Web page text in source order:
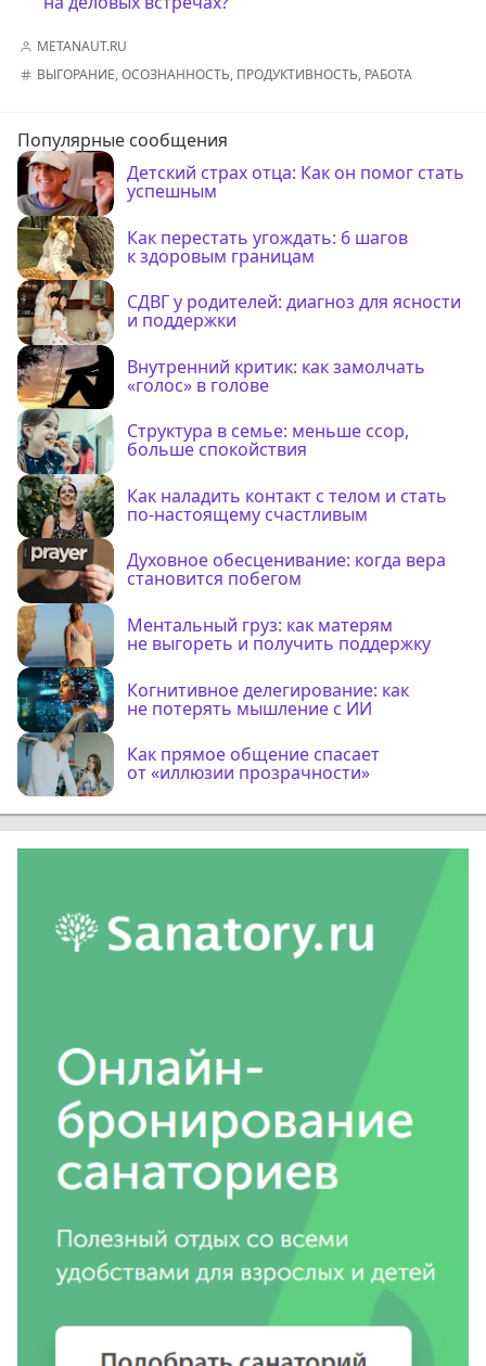
METANAUT.RU
ВЫГОРАНИЕ,ОСОЗНАННОСТЬ, ПРОДУКТИВНОСТЬ, РАБОТА
Популярные сообщения
Детский страх отца: Как он помог стать
успешным
Как перестать угождать: 6 шагов
к здоровым границам
СДВГ у родителей: диагноз для ясности
и поддержки
Внутренний критик: как замолчать
«голос» в голове
Структура в семье: меньше ссор,
больше спокойствия
Как наладить контакт с телом и стать
по-настоящему счастливым
Духовное обесценивание: когда вера
становится побегом
Ментальный груз: как матерям
не выгореть и получить поддержку
Когнитивное делегирование: как
не потерять мышление с ИИ
Как прямое общение спасает
от «иллюзии прозрачности»